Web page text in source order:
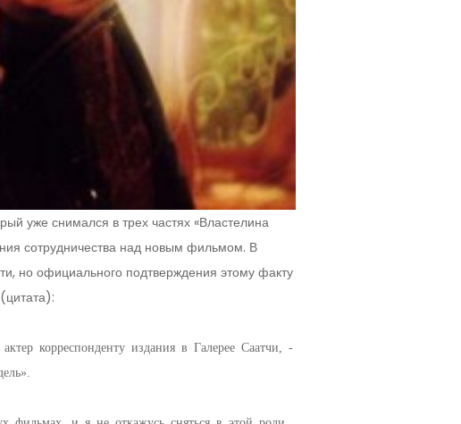
уже снимался в трех частях «Властелина
сотрудничества над новым фильмом. В
но официального подтверждения этому факту
корреспонденту издания в Галерее Саатчи, -
фильмах, и я не откажусь сняться в этой роли